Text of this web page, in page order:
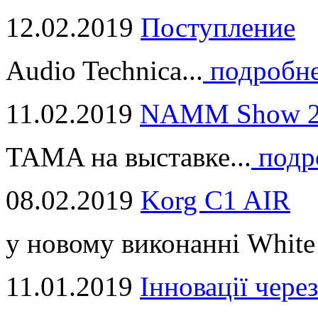
12.02.2019 Поступление
Audio Technica...
11.02.2019 NAMM Show
TAMA на выставке...
08.02.2019 Korg C1 AIR
у новому виконанні
11.01.2019 Інновації